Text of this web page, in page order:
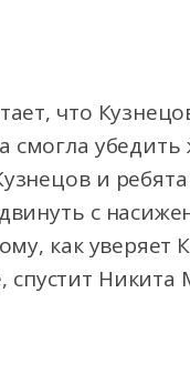
что
смогла убедить
и ребята
с
как уверяет
Никита